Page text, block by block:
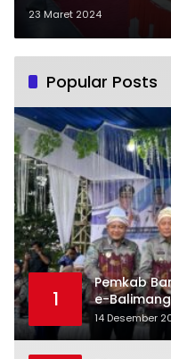
Pengawas
23 Maret 2024
Popular Posts
1
Pemkab
e-Balimang
Satu Data
14 Desember